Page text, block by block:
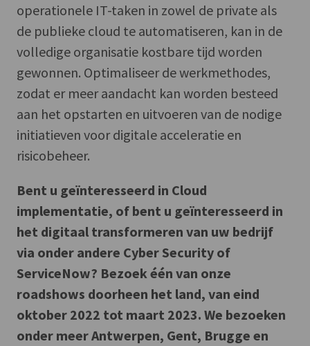
operationele IT-taken in zowel de private als
de publieke cloud te automatiseren, kan in de
volledige organisatie kostbare tijd worden
gewonnen. Optimaliseer de werkmethodes,
zodat er meer aandacht kan worden besteed
aan het opstarten en uitvoeren van de nodige
initiatieven voor digitale acceleratie en
risicobeheer.
Bent u geïnteresseerd in Cloud
implementatie, of bent u geïnteresseerd in
het digitaal transformeren van uw bedrijf
via onder andere Cyber Security of
ServiceNow? Bezoek één van onze
roadshows doorheen het land, van eind
oktober 2022 tot maart 2023. We bezoeken
onder meer Antwerpen, Gent, Brugge en